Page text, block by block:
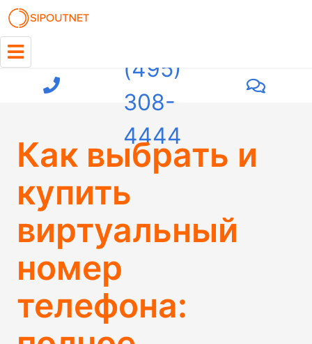
(495)
308-
4444
Как выбрать и
купить
виртуальный
номер
телефона: